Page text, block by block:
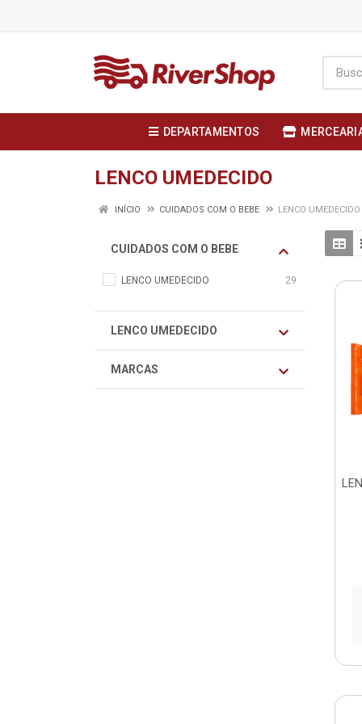
DEPARTAMENTOS
LENCO UMEDECIDO
INÍCIO CUIDADOS COM O BEBE LENCO UMEDECIDO
CUIDADOS COM O BEBE
LENCO UMEDECIDO 29
LENCO UMEDECIDO
MARCAS